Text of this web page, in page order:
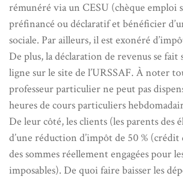
rémunéré via un CESU (chèque emploi
préfinancé ou déclaratif et bénéficier
sociale. Par ailleurs, il est exonéré
De plus, la déclaration de revenus se
ligne sur le site de l’URSSAF. À noter
professeur particulier ne peut pas
heures de cours particuliers
De leur côté, les clients (les parents des
d’une réduction d’impôt de 50 % (crédit
des sommes réellement engagées pour
imposables). De quoi faire baisser les